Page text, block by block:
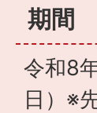
期間
令和8
日）※